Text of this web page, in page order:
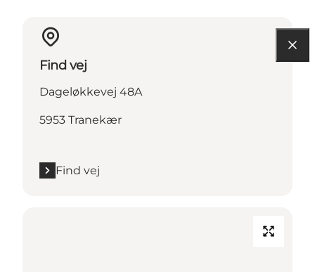
Find vej
Dageløkkevej 48A
5953 Tranekær
Find vej